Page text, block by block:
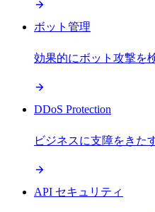
ボット管理
効果的にボット攻撃を
DDoS Protection
ビジネスに支障をきた
API セキュリティ